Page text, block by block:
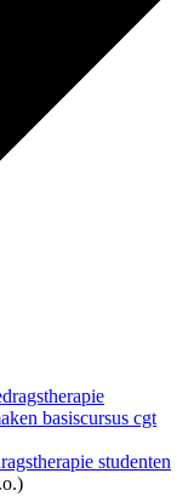
basiscursus cgt
studenten